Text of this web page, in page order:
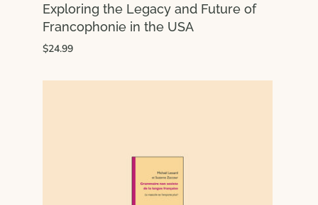
Exploring the Legacy and Future of
Francophonie in the USA
$24.99